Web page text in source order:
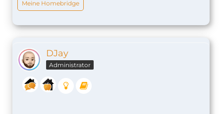
Meine Homebridge
DJay
Administrator